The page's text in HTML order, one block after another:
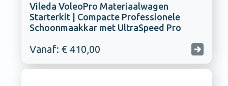
Vileda VoleoPro Materiaalwagen
Starterkit | Compacte Professionele
Schoonmaakkar met UltraSpeed Pro
Vanaf: € 410,00